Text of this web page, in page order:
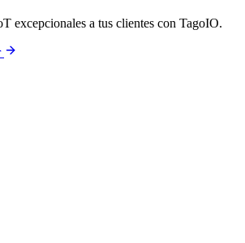
excepcionales a tus clientes con TagoIO.